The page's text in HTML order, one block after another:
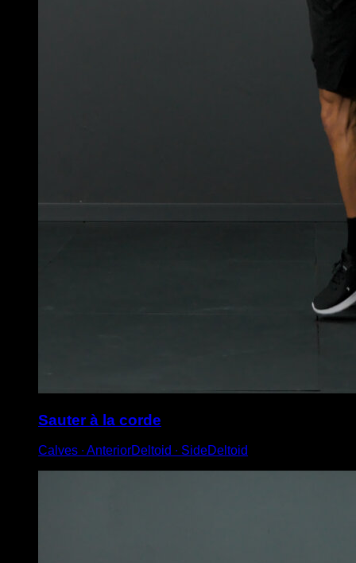
Sauter à la corde
Calves ∙ AnteriorDeltoid ∙ SideDeltoid